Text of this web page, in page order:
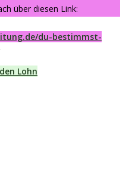
über diesen Link:
du-bestimmst-